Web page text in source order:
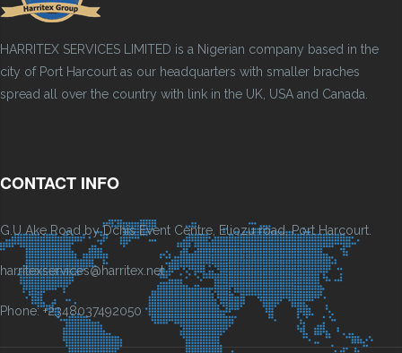
HARRITEX SERVICES LIMITED is a Nigerian company based in the
city of Port Harcourt as our headquarters with smaller braches
spread all over the country with link in the UK, USA and Canada.
CONTACT INFO
G.U Ake Road by Dchis Event Centre, Eliozu road, Port Harcourt.
harritexservices@harritex.net
Phone: +2348037492050